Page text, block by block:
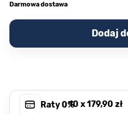
Darmowa dostawa
Dodaj
Raty 0%, 10 x179,90 zł